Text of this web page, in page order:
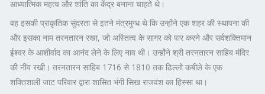
आध्यात्मिक महत्व और शांति का केंद्र बनाना चाहते थे।
वह इसकी प्राकृतिक सुंदरता से इतने मंत्रमुग्ध थे कि उन्होंने एक शहर की स्थापना की
और इसका नाम तरनतारन रखा, जो अस्तित्व के सागर को पार करने और सर्वशक्तिमान
ईश्वर के आशीर्वाद का आनंद लेने के लिए नाव थी। उन्होंने श्री तरनतारन साहिब मंदिर
की नींव रखी। तरनतारन साहिब 1716 से 1810 तक ढिल्लों कबीले के एक
शक्तिशाली जाट परिवार द्वारा शासित भंगी सिख राजवंश का हिस्सा था।